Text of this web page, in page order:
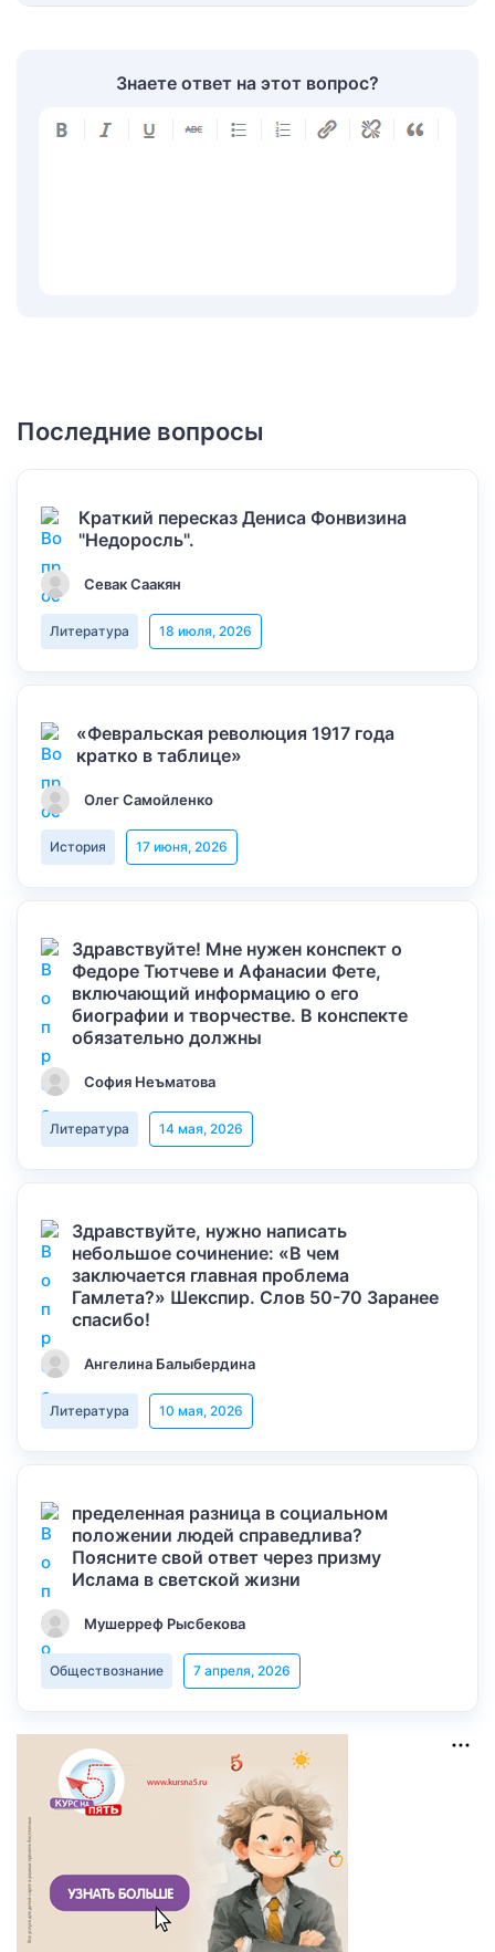
Знаете ответ на этот вопрос?
Последние вопросы
Краткий пересказ Дениса Фонвизина
"Недоросль".
Севак Саакян
Литература 18 июля, 2026
«Февральская революция 1917 года
кратко в таблице»
Олег Самойленко
История 17 июня, 2026
Здравствуйте! Мне нужен конспект о
Федоре Тютчеве и Афанасии Фете,
включающий информацию о его
биографии и творчестве. В конспекте
обязательно должны
София Неъматова
Литература 14 мая, 2026
Здравствуйте, нужно написать
небольшое сочинение: «В чем
заключается главная проблема
Гамлета?» Шекспир. Слов 50-70 Заранее
спасибо!
Ангелина Балыбердина
Литература 10 мая, 2026
пределенная разница в социальном
положении людей справедлива?
Поясните свой ответ через призму
Ислама в светской жизни
Мушерреф Рысбекова
Обществознание 7 апреля, 2026